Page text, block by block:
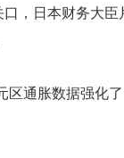
，日本财务大
通胀数据强化